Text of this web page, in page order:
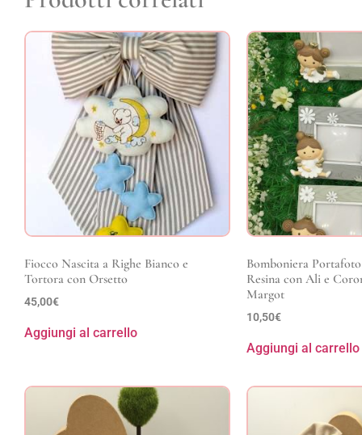
Fiocco Nascita a Righe Bianco e
Tortora con Orsetto
45,00€
Aggiungi al carrello
Bomboniera
Resina con Ali e
Margot
10,50€
Aggiungi al carrello